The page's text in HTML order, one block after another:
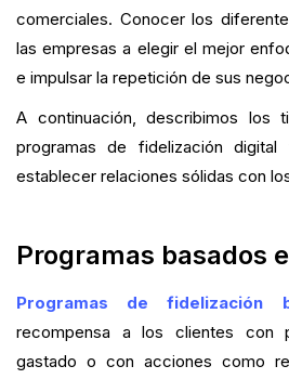
comerciales. Conocer los
las empresas a elegir el mejor
e impulsar la repetición de sus
A continuación, describimos los
programas de fidelización
establecer relaciones sólidas con
Programas basados
Programas de fidelización
recompensa a los clientes con
gastado o con acciones como